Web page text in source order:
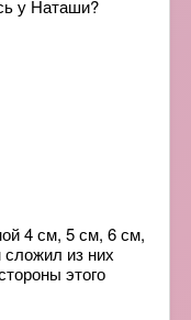
у Наташи?
4 см, 5 см, 6 см,
из них
этого